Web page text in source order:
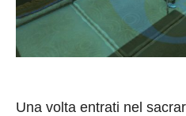
Una volta entrati nel